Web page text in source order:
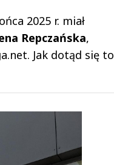
2025 r. miał
Repczańska,
Jak dotąd się to